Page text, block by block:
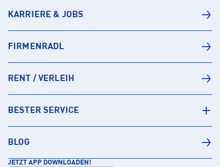
KARRIERE & JOBS
FIRMENRADL
RENT / VERLEIH
BESTER SERVICE
BLOG
JETZT APP DOWNLOADEN!